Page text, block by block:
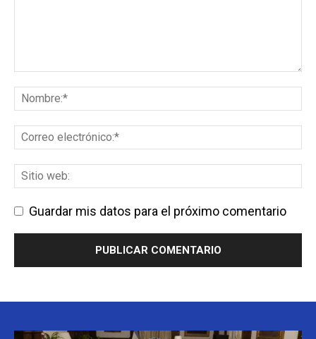
Guardar mis datos para el próximo comentario